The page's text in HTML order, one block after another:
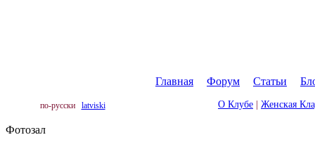
Главная Форум Статьи
по-русски latviski О Клубе Женская
Фотозал